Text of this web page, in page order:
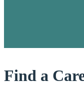
Find a